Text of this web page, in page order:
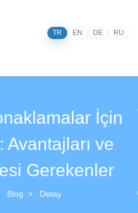
TR EN DE RU
İçin
Avantajları ve
Gerekenler
Blog Detay